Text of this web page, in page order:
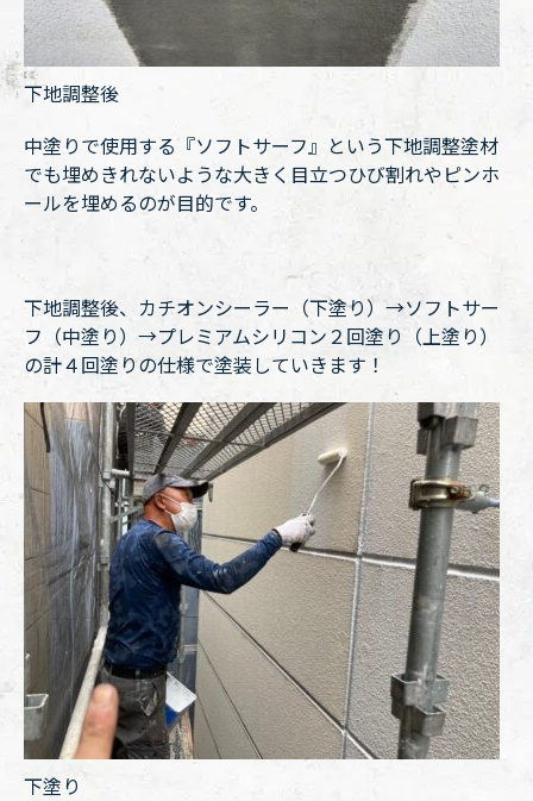
下地調整後
中塗りで使用する『ソフトサーフ』という下地調整塗材
でも埋めきれないような大きく目立つひび割れやピンホ
ールを埋めるのが目的です。
下地調整後、カチオンシーラー（下塗り）→ソフトサー
フ（中塗り）→プレミアムシリコン２回塗り（上塗り）
の計４回塗りの仕様で塗装していきます！
下塗り